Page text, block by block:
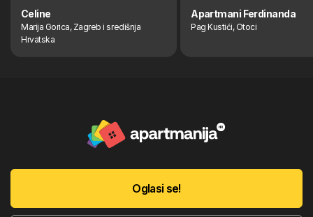
Celine
Marija Gorica, Zagreb i središnja
Hrvatska
Apartmani Ferdinanda
Pag Kustići, Otoci
Oglasi se!